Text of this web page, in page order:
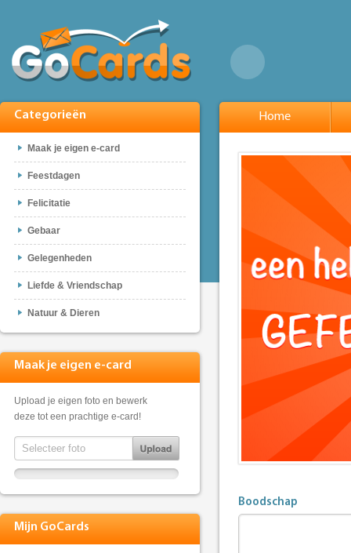
Categorieën
Maak je eigen e-card
Feestdagen
Felicitatie
Gebaar
Gelegenheden
Liefde & Vriendschap
Natuur & Dieren
Maak je eigen e-card
Upload je eigen foto en bewerk
deze tot een prachtige e-card!
Mijn GoCards
Home
Boodschap